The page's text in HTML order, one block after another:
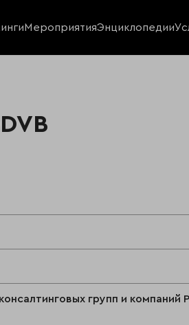
МероприятияЭнциклопедии
групп и компаний